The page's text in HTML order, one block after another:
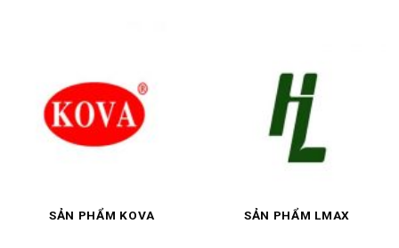
SẢN PHẨM KOVA SẢN PHẨM LMAX